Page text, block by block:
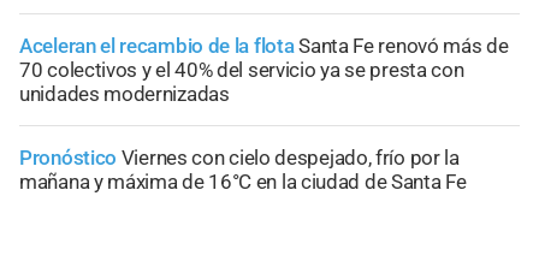
Aceleran el recambio de la flotaSanta Fe renovó más de
70 colectivos y el 40% del servicio ya se presta con
unidades modernizadas
Pronóstico Viernes con cielo despejado, frío por la
mañana y máxima de 16°C en la ciudad de Santa Fe